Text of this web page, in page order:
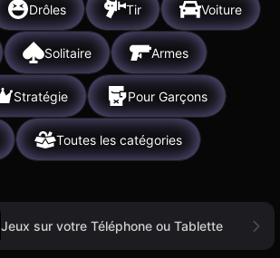
Drôles Tir Voiture
Solitaire Armes
Stratégie Pour Garçons
Toutes les catégories
Jeux sur votre Téléphone ou Tablette